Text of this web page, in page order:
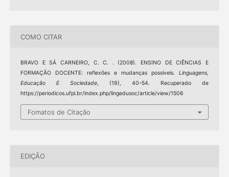
COMO CITAR
BRAVO E SÁ CARNEIRO, C. C. . (2008). ENSINO DE CIÊNCIAS E
FORMAÇÃO DOCENTE: reflexões e mudanças possíveis.Linguagens,
Educação E Sociedade, (19), 40–54. Recuperado de
https://periodicos.ufpi.br/index.php/lingedusoc/article/view/1506
Fomatos de Citação
EDIÇÃO